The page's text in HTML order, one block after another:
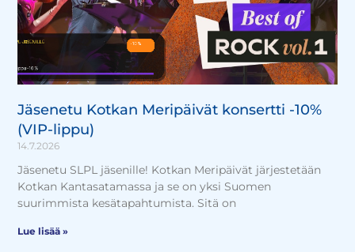
Jäsenetu Kotkan Meripäivät konsertti -10%
(VIP-lippu)
14.7.2026
Jäsenetu SLPL jäsenille! Kotkan Meripäivät järjestetään
Kotkan Kantasatamassa ja se on yksi Suomen
suurimmista kesätapahtumista. Sitä on
Lue lisää »